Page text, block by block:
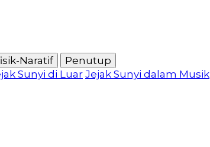
Naratif
Penutup
Sunyi di Luar Jejak Sunyi dalam Musik